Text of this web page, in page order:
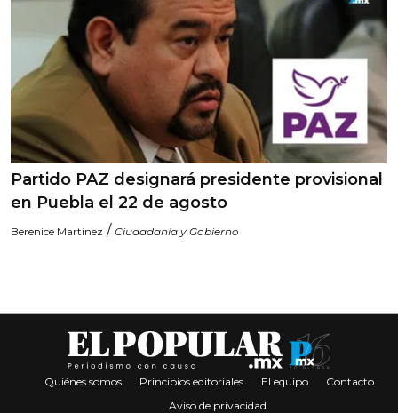
Partido PAZ designará presidente provisional
en Puebla el 22 de agosto
Berenice Martinez / Ciudadanía y Gobierno
Quiénes somos Principios editoriales El equipo
Contacto
Aviso de privacidad